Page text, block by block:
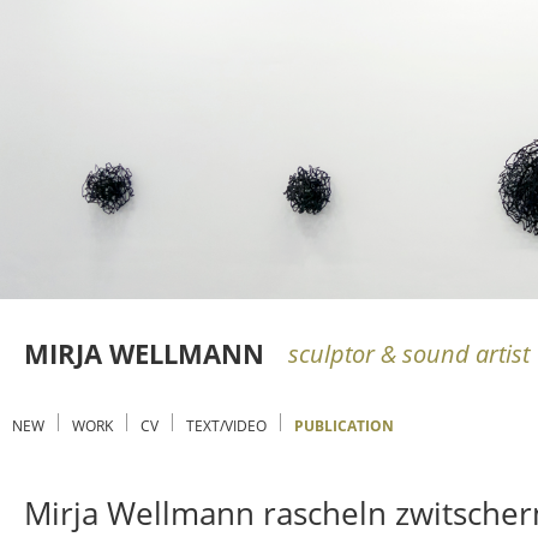
MIRJA WELLMANN sculptor & sound artist
NEW WORK CV TEXT/VIDEO PUBLICATION
Mirja Wellmann rascheln